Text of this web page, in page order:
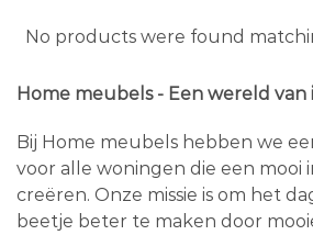
No products were found
Home meubels - Een wereld
Bij Home meubels hebben we
voor alle woningen die een
creëren. Onze missie is om het
beetje beter te maken door